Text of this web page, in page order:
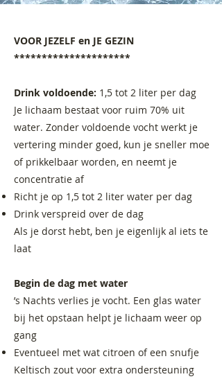
VOOR JEZELF en JE GEZIN
*********************
Drink voldoende: 1,5 tot 2 liter per dag
Je lichaam bestaat voor ruim 70% uit
water. Zonder voldoende vocht werkt je
vertering minder goed, kun je sneller moe
of prikkelbaar worden, en neemt je
concentratie af
Richt je op 1,5 tot 2 liter water per dag
Drink verspreid over de dag
Als je dorst hebt, ben je eigenlijk al iets te
laat
Begin de dag met water
’s Nachts verlies je vocht. Een glas water
bij het opstaan helpt je lichaam weer op
gang
Eventueel met wat citroen of een snufje
Keltisch zout voor extra ondersteuning